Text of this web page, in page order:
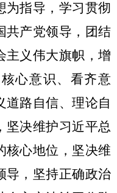
为指导，学习贯彻
共产党领导，团结
主义伟大旗帜，增
心意识、看齐意
道路自信、理论自
坚决维护习近平总
核心地位，坚决维
导，坚持正确政治